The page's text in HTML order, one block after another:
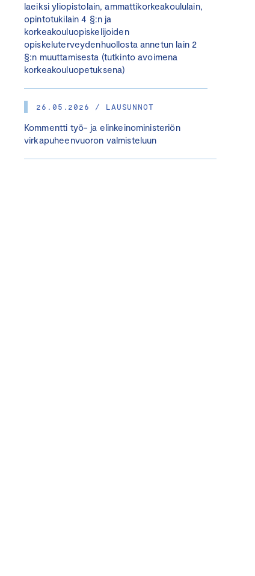
laeiksi yliopistolain, ammattikorkeakoululain,
opintotukilain 4 §:n ja
korkeakouluopiskelijoiden
opiskeluterveydenhuollosta annetun lain 2
§:n muuttamisesta (tutkinto avoimena
korkeakouluopetuksena)
26.05.2026 / LAUSUNNOT
Kommentti työ- ja elinkeinoministeriön
virkapuheenvuoron valmisteluun